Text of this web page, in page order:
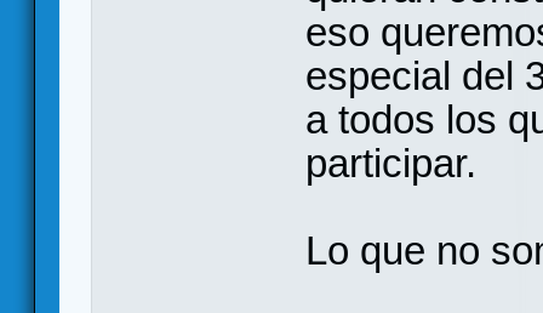
eso
especial del
a todos los
participar.
Lo que no